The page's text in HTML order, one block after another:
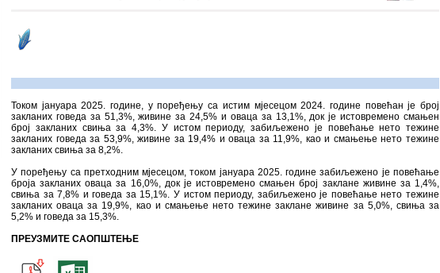
Током јануара 2025. године, у поређењу са истим мјесецом 2024. године повећан је број
закланих говеда за 51,3%, живине за 24,5% и оваца за 13,1%, док је истовремено смањен
број закланих свиња за 4,3%. У истом периоду, забиљежено је повећање нето тежине
закланих говеда за 53,9%, живине за 19,4% и оваца за 11,9%, као и смањење нето тежине
закланих свиња за 8,2%.
У поређењу са претходним мјесецом, током јануара 2025. године забиљежено је повећање
броја закланих оваца за 16,0%, док је истовремено смањен број заклане живине за 1,4%,
свиња за 7,8% и говеда за 15,1%. У истом периоду, забиљежено је повећање нето тежине
закланих оваца за 19,9%, као и смањење нето тежине заклане живине за 5,0%, свиња за
5,2% и говеда за 15,3%.
ПРЕУЗМИТЕ САОПШТЕЊЕ